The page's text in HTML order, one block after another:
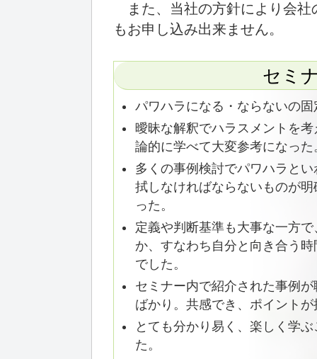
また、当社の方針により会社
もお申し込み出来ません。
セミ
パワハラになる・ならないの
曖昧な解釈でハラスメントを
論的に学べて大変参考になった
多くの事例検討でパワハラと
拭しなければならないものが
った。
定義や判断基準も大事な一方
か、すなわち自分と向き合う
でした。
セミナー内で紹介された事例
ばかり。共感でき、ポイント
とても分かり易く、楽しく学
た。